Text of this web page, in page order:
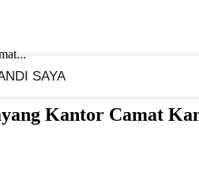
Kantor Camat